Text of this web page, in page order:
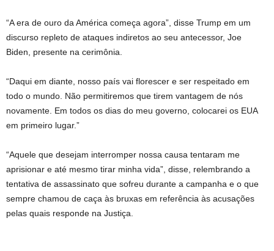
“A era de ouro da América começa agora”, disse Trump em um
discurso repleto de ataques indiretos ao seu antecessor, Joe
Biden, presente na cerimônia.
“Daqui em diante, nosso país vai florescer e ser respeitado em
todo o mundo. Não permitiremos que tirem vantagem de nós
novamente. Em todos os dias do meu governo, colocarei os EUA
em primeiro lugar.”
“Aquele que desejam interromper nossa causa tentaram me
aprisionar e até mesmo tirar minha vida”, disse, relembrando a
tentativa de assassinato que sofreu durante a campanha e o que
sempre chamou de caça às bruxas em referência às acusações
pelas quais responde na Justiça.